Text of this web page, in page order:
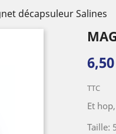
décapsuleur Salines
TTC
Et
Taille: